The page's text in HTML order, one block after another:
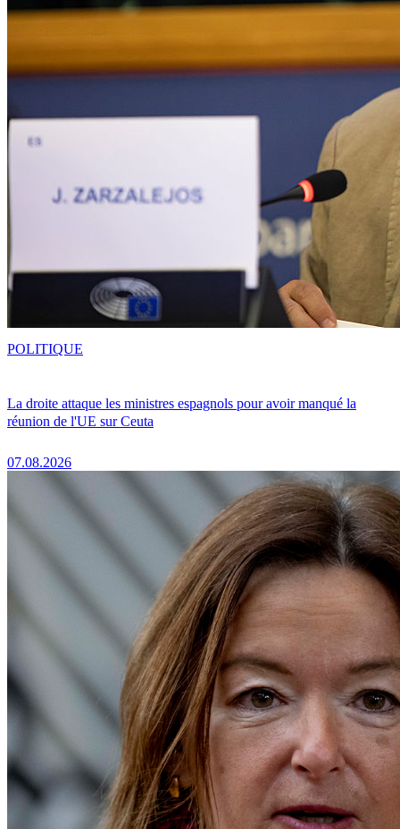
La droite attaque les ministres espagnols pour avoir manqué la
réunion de l'UE sur Ceuta
07.08.2026
POLITIQUE